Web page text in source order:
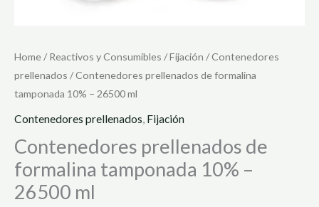
Home/Reactivos y Consumibles /Fijación /Contenedores
prellenados / Contenedores prellenados de formalina
tamponada 10% – 26500 ml
Contenedores prellenados Fijación
Contenedores prellenados de
formalina tamponada 10% –
26500 ml